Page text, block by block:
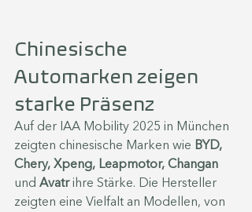
Chinesische
Automarken zeigen
starke Präsenz
Auf der IAA Mobility 2025 in München
zeigten chinesische Marken wie BYD,
Chery, Xpeng, Leapmotor, Changan
und Avatr ihre Stärke. Die Hersteller
zeigten eine Vielfalt an Modellen, von